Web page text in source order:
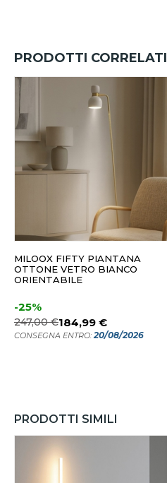
PRODOTTI CORRELATI
MILOOX FIFTY PIANTANA
OTTONE VETRO BIANCO
ORIENTABILE
-25%
247,00 €184,99 €
CONSEGNA ENTRO: 20/08/2026
PRODOTTI SIMILI